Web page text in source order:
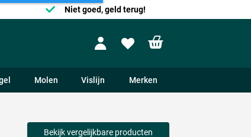
Niet goed, geld terug!
ProfileWishlist
Molen Vislijn Merken
Bekijk vergelijkbare producten